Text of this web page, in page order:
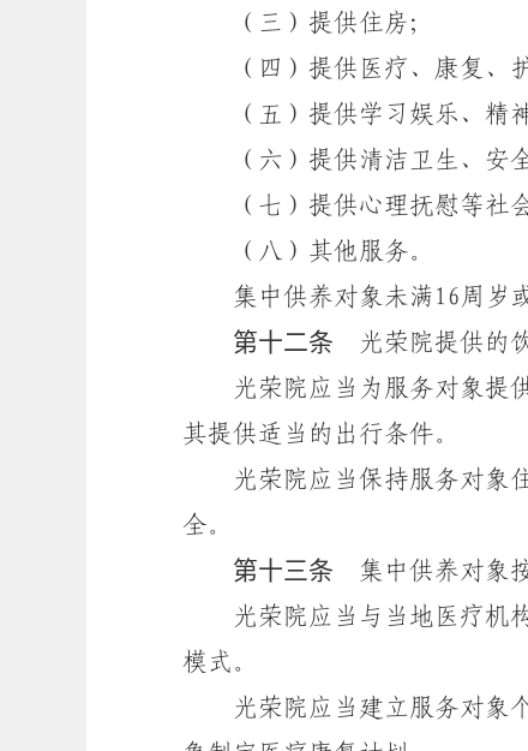
（三）提供住房；
（四）提供医疗、康复、护
（五）提供学习娱乐、精神
（六）提供清洁卫生、安全
（七）提供心理抚慰等社会
（八）其他服务。
集中供养对象未满16周岁或
第十二条 光荣院提供的
光荣院应当为服务对象提供
其提供适当的出行条件。
光荣院应当保持服务对象住
全。
第十三条 集中供养对象
光荣院应当与当地医疗机构
模式。
光荣院应当建立服务对象个